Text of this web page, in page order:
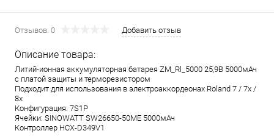
Отзывов: 0 Добавить отзыв
Описание товара:
Литий-ионная аккумуляторная батарея ZM_Rl_5000 25,9В 5000мАч
с платой защиты и терморезистором
Подходит для использования в электроаккордеонах Roland 7 / 7x /
8x
Конфигурация: 7S1P
Ячейки: SINOWATT SW26650-50ME 5000мАч
Контроллер HCX-D349V1